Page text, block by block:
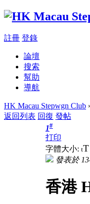
註冊 登錄
論壇
搜索
幫助
導航
HK Macau Stepwgn Club
返回列表 回復 發帖
1#
打印
字體大小: tT
發表於
香港